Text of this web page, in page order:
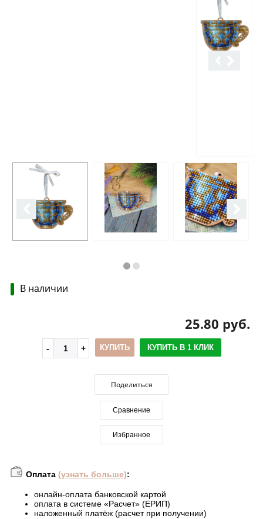
В наличии
25.80 руб.
КУПИТЬ КУПИТЬ В 1 КЛИК
Поделиться
Сравнение
Избранное
Оплата (узнать больше):
онлайн-оплата банковской картой
оплата в системе «Расчет» (ЕРИП)
наложенный платёж (расчет при получении)